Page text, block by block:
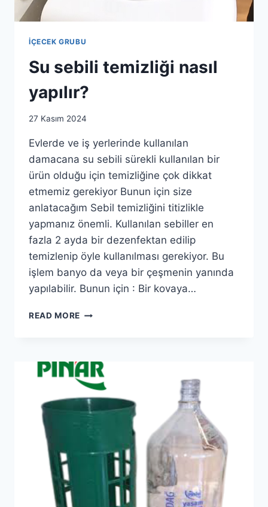
İÇECEK GRUBU
Su sebili temizliği nasıl
yapılır?
By
27 Kasım 2024
Evlerde ve iş yerlerinde kullanılan
damacana su sebili sürekli kullanılan bir
ürün olduğu için temizliğine çok dikkat
etmemiz gerekiyor Bunun için size
anlatacağım Sebil temizliğini titizlikle
yapmanız önemli. Kullanılan sebiller en
fazla 2 ayda bir dezenfektan edilip
temizlenip öyle kullanılması gerekiyor. Bu
işlem banyo da veya bir çeşmenin yanında
yapılabilir. Bunun için : Bir kovaya…
READ MORE SU
YAPILIR?